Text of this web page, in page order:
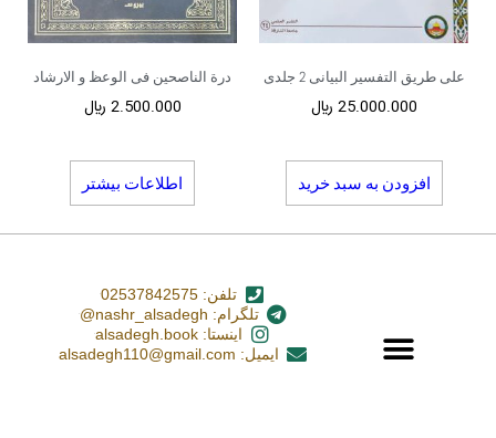
علی طریق التفسیر البیانی 2 جلدی
25.000.000 ﷼
افزودن به سبد خرید
درة الناصحین فی الوعظ و الارشاد
2.500.000 ﷼
اطلاعات بیشتر
تلفن: 02537842575
تلگرام: nashr_alsadegh@
اینستا: alsadegh.book
ایمیل: alsadegh110@gmail.com